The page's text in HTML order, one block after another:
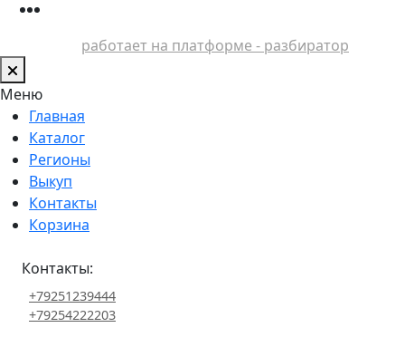
работает на платформе - разбиратор
Меню
Главная
Каталог
Регионы
Выкуп
Контакты
Корзина
Контакты:
+79251239444
+79254222203